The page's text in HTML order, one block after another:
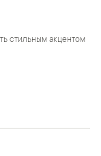
стильным акцентом